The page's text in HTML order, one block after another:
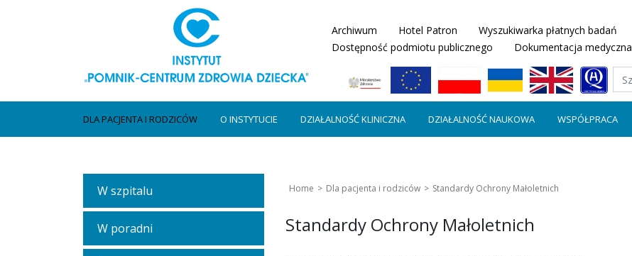
Archiwum Hotel Patron Wyszukiwarka płatnych badań
Dostępność podmiotu publicznego
Dokumentacja medyczna
DLA PACJENTA I RODZICÓW O INSTYTUCIE DZIAŁALNOŚĆ KLINICZNA DZIAŁALNOŚĆ NAUKOWA WSPÓŁPRACA
W szpitalu
W poradni
Home Dla pacjenta i rodziców Standardy Ochrony Małoletnich
Standardy Ochrony Małoletnich